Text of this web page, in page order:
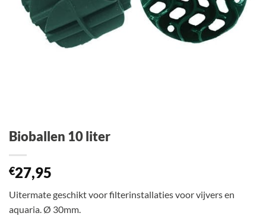
Bioballen 10 liter
€27,95
Uitermate geschikt voor filterinstallaties voor vijvers en
aquaria. Ø 30mm.